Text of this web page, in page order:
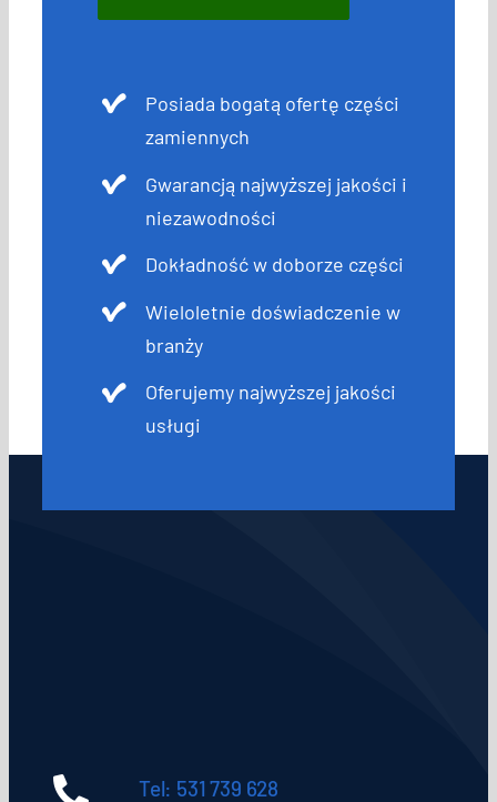
Posiada bogatą ofertę części
zamiennych
Gwarancją najwyższej jakości i
niezawodności
Dokładność w doborze części
Wieloletnie doświadczenie w
branży
Oferujemy najwyższej jakości
usługi
Tel: 531 739 628